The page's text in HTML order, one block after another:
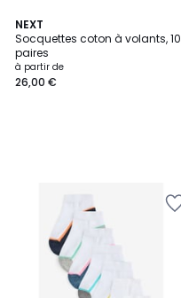
NEXT
Socquettes coton à volants, 10
paires
à partir de
26,00 €